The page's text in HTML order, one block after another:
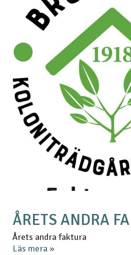
ÅRETS ANDRA
Årets andra faktura
Läs mera »